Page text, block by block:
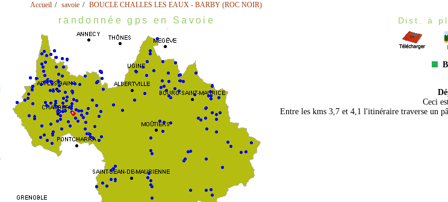
Accueil savoie BOUCLE CHALLES LES EAUX - BARBY (ROC NOIR)
randonnée gps en Savoie Dist. à
Ceci
Entre les kms 3,7 et 4,1 l'itinéraire traverse un